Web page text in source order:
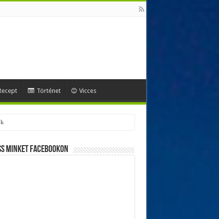
Történet Vicces
minket Facebookon